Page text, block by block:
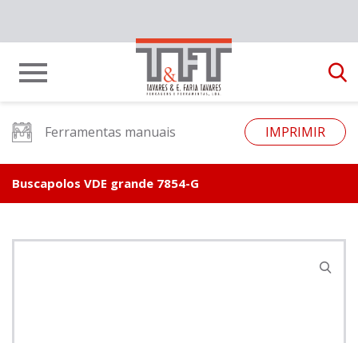
Ferramentas manuais IMPRIMIR
Buscapolos VDE grande 7854-G